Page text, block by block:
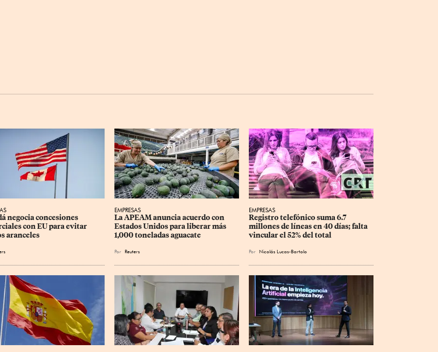
negocia concesiones
con EU para evitar
aranceles
EMPRESAS
La APEAM anuncia acuerdo con
Estados Unidos para liberar más
1,000 toneladas aguacate
Por Reuters
EMPRESAS
Registro telefónico suma 6.7
millones de líneas en 40 días; falta
vincular el 52% del total
Por Nicolás Lucas-Bartolo